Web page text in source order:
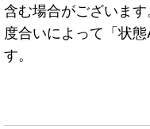
含む場合がございま
度合いによって「状
す。